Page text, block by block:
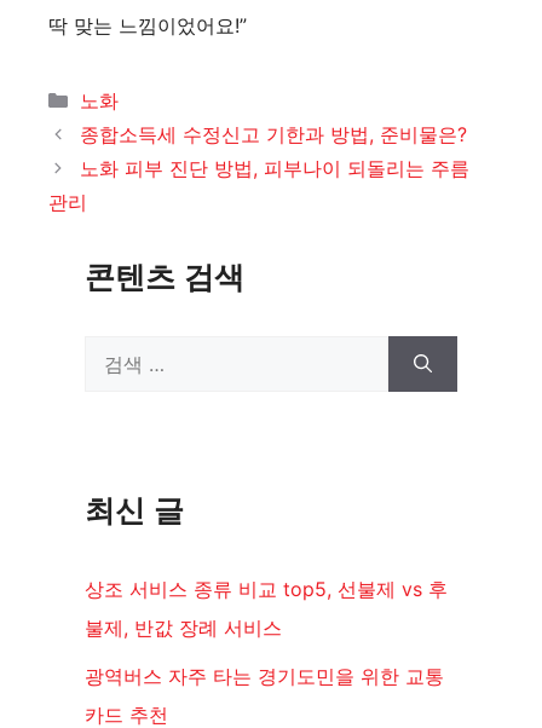
딱 맞는 느낌이었어요!”
카
테
리
노화
종합소득세 수정신고 기한과 방법, 준비물은?
노화 피부 진단 방법, 피부나이 되돌리는 주름
관리
콘텐츠 검색
최신 글
상조 서비스 종류 비교 top5, 선불제 vs 후
불제, 반값 장례 서비스
광역버스 자주 타는 경기도민을 위한 교통
카드 추천